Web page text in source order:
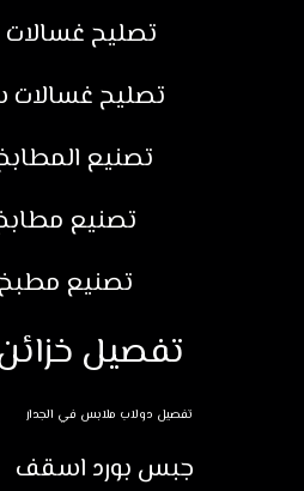
تصليح غسالات
تصليح
تصنيع
تصنيع
تصنيع
تفصيل
تفصيل دولاب ملابس في الجدار
جبس بورد اسقف